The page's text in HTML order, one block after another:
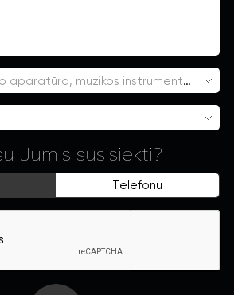
Ar reikalinga garso aparatūra, muzikos instrumentai?
Jumis susisiekti?
Telefonu